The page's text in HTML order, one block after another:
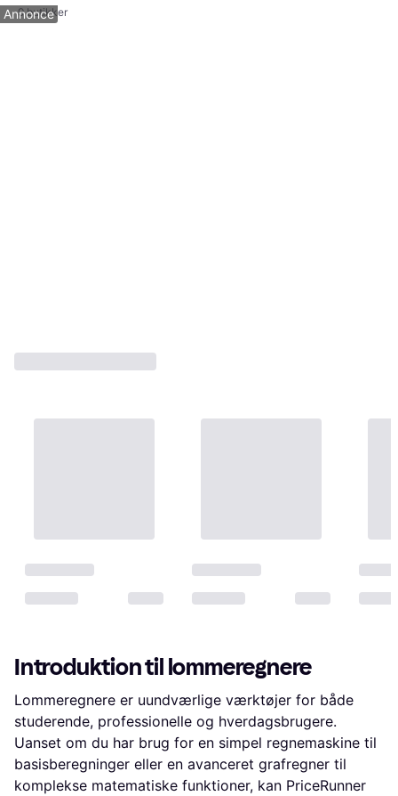
9 butikker
Annonce
Introduktion til lommeregnere
Lommeregnere er uundværlige værktøjer for både
studerende, professionelle og hverdagsbrugere.
Uanset om du har brug for en simpel regnemaskine til
basisberegninger eller en avanceret grafregner til
komplekse matematiske funktioner, kan PriceRunner